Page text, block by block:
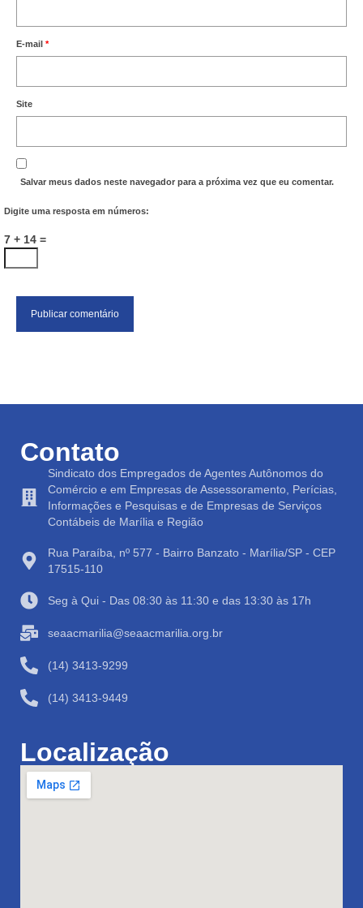
E-mail *
Site
Salvar meus dados neste navegador para a próxima vez que eu comentar.
Digite uma resposta em números:
7 + 14 =
Contato
Sindicato dos Empregados de Agentes Autônomos do
Comércio e em Empresas de Assessoramento, Perícias,
Informações e Pesquisas e de Empresas de Serviços
Contábeis de Marília e Região
Rua Paraíba, nº 577 - Bairro Banzato - Marília/SP - CEP
17515-110
Seg à Qui - Das 08:30 às 11:30 e das 13:30 às 17h
seaacmarilia@seaacmarilia.org.br
(14) 3413-9299
(14) 3413-9449
Localização